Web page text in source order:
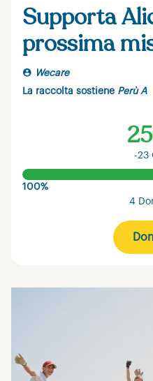
Supporta
prossima
Wecare
La raccolta sostiene Perù A
-23
100%
4